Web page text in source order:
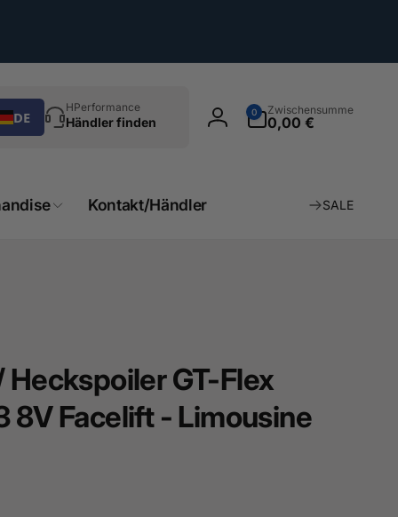
DE
HPerformance
Händler finden Einloggen
0
Artikel
Zwischensumme
0,00 €
Kontakt/Händler SALE
GT-Flex
8V Facelift - Limousine